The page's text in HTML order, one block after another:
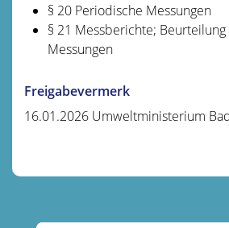
§ 20 Periodische Messungen
§ 21 Messberichte;
Messungen
Freigabevermerk
16.01.2026 Umweltministerium